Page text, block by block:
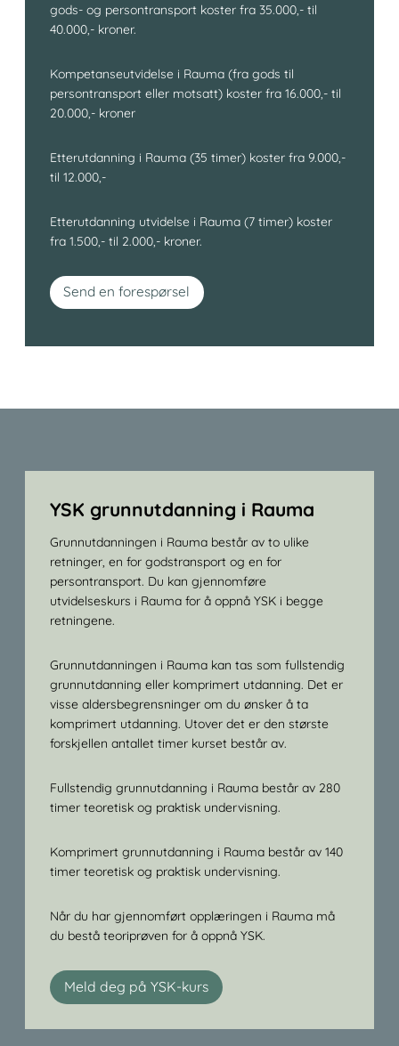
gods- og persontransport koster fra 35.000,- til
40.000,- kroner.
Kompetanseutvidelse i Rauma (fra gods til
persontransport eller motsatt) koster fra 16.000,- til
20.000,- kroner
Etterutdanning i Rauma (35 timer) koster fra 9.000,-
til 12.000,-
Etterutdanning utvidelse i Rauma (7 timer) koster
fra 1.500,- til 2.000,- kroner.
Send en forespørsel
YSK grunnutdanning i Rauma
Grunnutdanningen i Rauma består av to ulike
retninger, en for godstransport og en for
persontransport. Du kan gjennomføre
utvidelseskurs i Rauma for å oppnå YSK i begge
retningene.
Grunnutdanningen i Rauma kan tas som fullstendig
grunnutdanning eller komprimert utdanning. Det er
visse aldersbegrensninger om du ønsker å ta
komprimert utdanning. Utover det er den største
forskjellen antallet timer kurset består av.
Fullstendig grunnutdanning i Rauma består av 280
timer teoretisk og praktisk undervisning.
Komprimert grunnutdanning i Rauma består av 140
timer teoretisk og praktisk undervisning.
Når du har gjennomført opplæringen i Rauma må
du bestå teoriprøven for å oppnå YSK.
Meld deg på YSK-kurs